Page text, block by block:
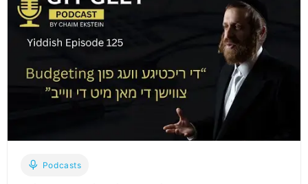
MANAGEMENT
SUCCESS
EXCLUSIVE
INTERVIEW
WITH
BRIAN
TRACY
Podcasts